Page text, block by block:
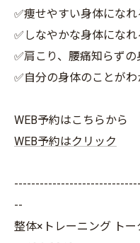
✅痩せやすい身体になれ
✅しなやかな身体になれ
✅肩こり、腰痛知らずの
✅自分の身体のことが
WEB予約はこちらから
WEB予約はクリック
--
整体×トレーニング トー